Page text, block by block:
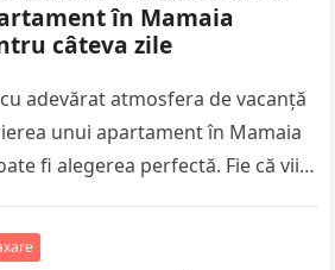
în Mamaia
câteva zile
adevărat atmosfera de vacanță
unui apartament în Mamaia
fi alegerea perfectă. Fie că vii…